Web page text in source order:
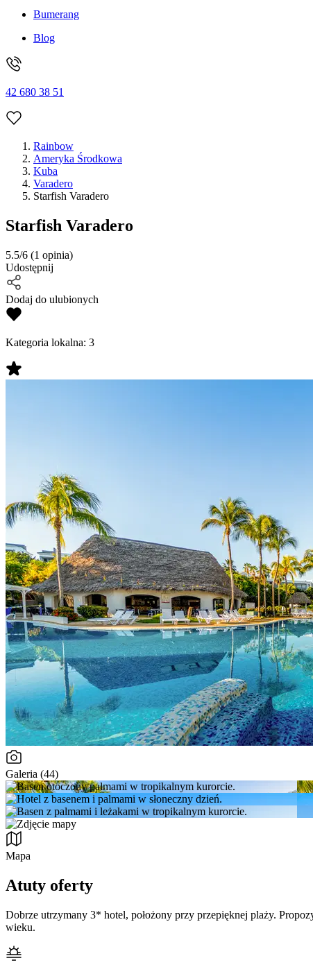
Bumerang
Blog
42 680 38 51
Rainbow
Ameryka Środkowa
Kuba
Varadero
Starfish Varadero
Starfish Varadero
5.5/6 (1 opinia)
Udostępnij
Dodaj do ulubionych
Kategoria lokalna: 3
Galeria (44)
Mapa
Atuty oferty
Dobrze utrzymany 3* hotel, położony przy przepięknej plaży.
wieku.